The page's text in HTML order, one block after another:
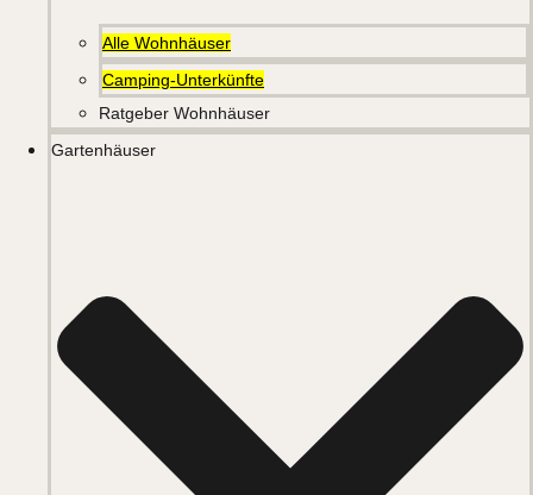
Alle Wohnhäuser
Camping-Unterkünfte
Ratgeber Wohnhäuser
Gartenhäuser